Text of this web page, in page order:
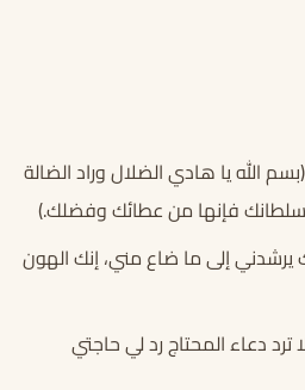
الله يا هادي الضلال وراد الضالة
فإنها من عطائك وفضلك.)
يرشدني إلى ما ضاع مني، إنك الهون
ترد دعاء المحتاج رد لي حاجتي